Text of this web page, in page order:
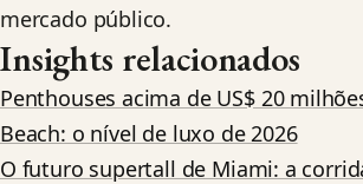
mercado público.
Insights relacionados
Penthouses acima de US$ 20
Beach: o nível de luxo de 2026
O futuro supertall de Miami: a